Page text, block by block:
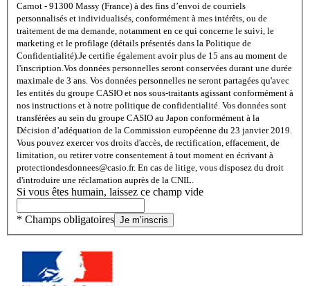
Carnot - 91300 Massy (France) à des fins d’envoi de courriels
personnalisés et individualisés, conformément à mes intérêts, ou de
traitement de ma demande, notamment en ce qui concerne le suivi, le
marketing et le profilage (détails présentés dans la Politique de
Confidentialité).Je certifie également avoir plus de 15 ans au moment de
l'inscription.Vos données personnelles seront conservées durant une durée
maximale de 3 ans. Vos données personnelles ne seront partagées qu'avec
les entités du groupe CASIO et nos sous-traitants agissant conformément à
nos instructions et à notre politique de confidentialité. Vos données sont
transférées au sein du groupe CASIO au Japon conformément à la
Décision d’adéquation de la Commission européenne du 23 janvier 2019.
Vous pouvez exercer vos droits d'accès, de rectification, effacement, de
limitation, ou retirer votre consentement à tout moment en écrivant à
protectiondesdonnees@casio.fr. En cas de litige, vous disposez du droit
d'introduire une réclamation auprès de la CNIL.
Si vous êtes humain, laissez ce champ vide
* Champs obligatoires Je m’inscris